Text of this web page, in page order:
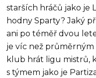
starších hráčů jako je
hodny Sparty? Jaký
ani po téměř dvou
je víc než průměrným
klub hrát ligu mistrů,
s týmem jako je